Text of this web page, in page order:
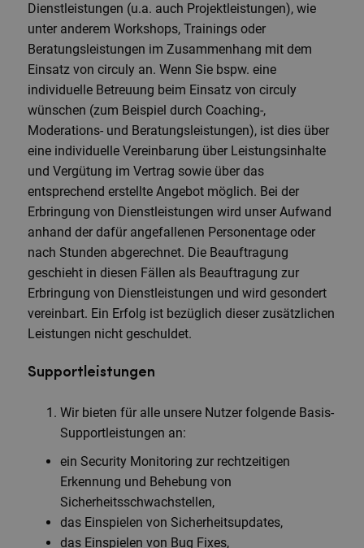
Dienstleistungen (u.a. auch Projektleistungen), wie
unter anderem Workshops, Trainings oder
Beratungsleistungen im Zusammenhang mit dem
Einsatz von circuly an. Wenn Sie bspw. eine
individuelle Betreuung beim Einsatz von circuly
wünschen (zum Beispiel durch Coaching-,
Moderations- und Beratungsleistungen), ist dies über
eine individuelle Vereinbarung über Leistungsinhalte
und Vergütung im Vertrag sowie über das
entsprechend erstellte Angebot möglich. Bei der
Erbringung von Dienstleistungen wird unser Aufwand
anhand der dafür angefallenen Personentage oder
nach Stunden abgerechnet. Die Beauftragung
geschieht in diesen Fällen als Beauftragung zur
Erbringung von Dienstleistungen und wird gesondert
vereinbart. Ein Erfolg ist bezüglich dieser zusätzlichen
Leistungen nicht geschuldet.
Supportleistungen
Wir bieten für alle unsere Nutzer folgende Basis-
Supportleistungen an:
ein Security Monitoring zur rechtzeitigen
Erkennung und Behebung von
Sicherheitsschwachstellen,
das Einspielen von Sicherheitsupdates,
das Einspielen von Bug Fixes,